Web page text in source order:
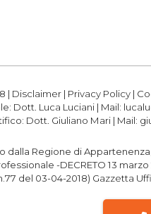
| Disclaimer | Privacy Policy |
Dott. Luca Luciani | Mail:
Dott. Giuliano Mari| Mail:
dalla Regione di
-DECRETO 13
del 03-04-2018) Gazzetta